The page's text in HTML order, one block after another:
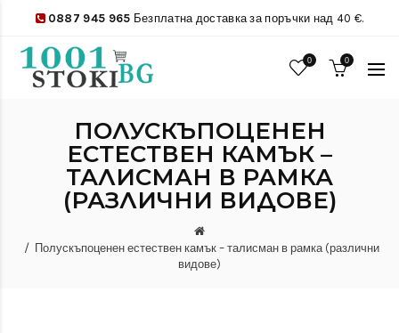
0887 945 965 Безплатна доставка за поръчки над 40 €.
0 0
ПОЛУСКЪПОЦЕНЕН
ЕСТЕСТВЕН КАМЪК –
ТАЛИСМАН В РАМКА
(РАЗЛИЧНИ ВИДОВЕ)
Полускъпоценен естествен камък – талисман в рамка (различни
видове)